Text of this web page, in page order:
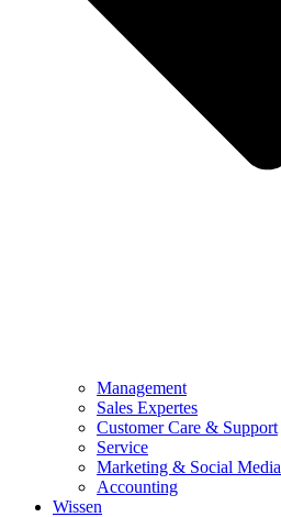
Management
Sales Expertes
Customer Care & Support
Service
Marketing & Social Media
Accounting
Wissen